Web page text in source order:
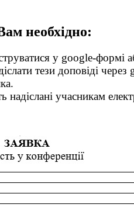
необхідно:
у google-формі
тези доповіді через
надіслані учасникам